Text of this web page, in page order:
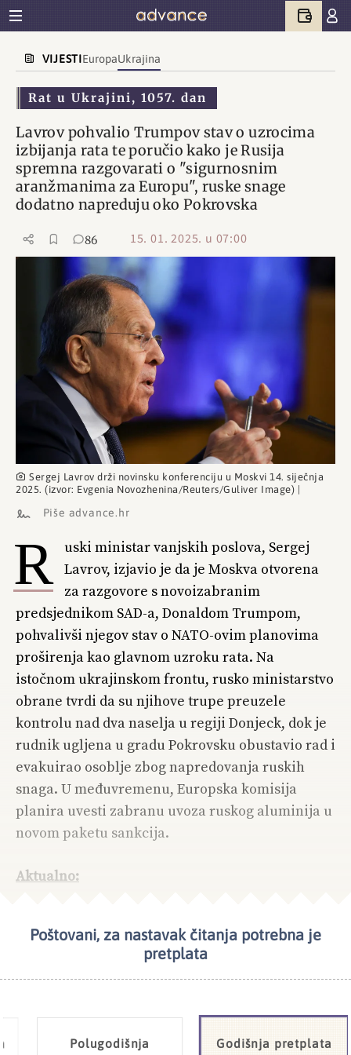
VIJESTIEuropaUkrajina
Rat u Ukrajini, 1057. dan
Lavrov pohvalio Trumpov stav o uzrocima
izbijanja rata te poručio kako je Rusija
spremna razgovarati o "sigurnosnim
aranžmanima za Europu", ruske snage
dodatno napreduju oko Pokrovska
86 15. 01. 2025. u 07:00
Sergej Lavrov drži novinsku konferenciju u Moskvi 14. siječnja
2025. (izvor: Evgenia Novozhenina/Reuters/Guliver Image) |
Piše advance.hr
R uski ministar vanjskih poslova, Sergej
Lavrov, izjavio je da je Moskva otvorena
za razgovore s novoizabranim
predsjednikom SAD-a, Donaldom Trumpom,
pohvalivši njegov stav o NATO-ovim planovima
proširenja kao glavnom uzroku rata. Na
istočnom ukrajinskom frontu, rusko ministarstvo
obrane tvrdi da su njihove trupe preuzele
kontrolu nad dva naselja u regiji Donjeck, dok je
rudnik ugljena u gradu Pokrovsku obustavio rad i
evakuirao osoblje zbog napredovanja ruskih
snaga. U međuvremenu, Europska komisija
planira uvesti zabranu uvoza ruskog aluminija u
novom paketu sankcija.
Aktualno:
Poštovani, za nastavak čitanja potrebna je
pretplata
Polugodišnja Godišnja pretplata
NAJČITANIJE UKRAJINA